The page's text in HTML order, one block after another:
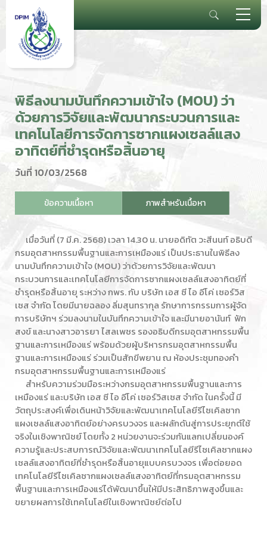
พิธีลงนามบันทึกความเข้าใจ (MOU) ว่า
ด้วยการวิจัยและพัฒนากระบวนการและ
เทคโนโลยีการจัดการซากแผงเซลล์แสง
อาทิตย์ที่ชำรุดหรือสิ้นอายุ
วันที่ 10/03/2568
ข้อความเนื้อหา ภาพสำหรับเนื้อหา
เมื่อวันที่ (7 มี.ค. 2568) เวลา 14.30 น. นายอดิทัต วะสีนนท์ อธิบดี
กรมอุตสาหกรรมพื้นฐานและการเหมืองแร่ เป็นประธานในพิธีลง
นามบันทึกความเข้าใจ (MOU) ว่าด้วยการวิจัยและพัฒนา
กระบวนการและเทคโนโลยีการจัดการซากแผงเซลล์แสงอาทิตย์ที่
ชำรุดหรือสิ้นอายุ ระหว่าง กพร. กับ บริษัท เอส ซี ไอ อีโค่ เซอร์วิส
เซส จํากัด โดยมีนายฉลอง ลิ่มสุนทรากุล รักษาการกรรมการผู้จัด
การบริษัทฯ ร่วมลงนามในบันทึกความเข้าใจ และมีนายอานันท์ ฟัก
สงข์ และนางสาวอารยา ไสลเพชร รองอธิบดีกรมอุตสาหกรรมพื้น
ฐานและการเหมืองแร่ พร้อมด้วยผู้บริหารกรมอุตสาหกรรมพื้น
ฐานและการเหมืองแร่ ร่วมเป็นสักขีพยาน ณ ห้องประชุมทองคำ
กรมอุตสาหกรรมพื้นฐานและการเหมืองแร่
สำหรับความร่วมมือระหว่างกรมอุตสาหกรรมพื้นฐานและการ
เหมืองแร่ และบริษัท เอส ซี ไอ อีโค่ เซอร์วิสเซส จํากัด ในครั้งนี้ มี
วัตถุประสงค์เพื่อเดินหน้าวิจัยและพัฒนาเทคโนโลยีรีไซเคิลซาก
แผงเซลล์แสงอาทิตย์อย่างครบวงจร และผลักดันสู่การประยุกต์ใช้
จริงในเชิงพาณิชย์ โดยทั้ง 2 หน่วยงานจะร่วมกันแลกเปลี่ยนองค์
ความรู้และประสบการณ์วิจัยและพัฒนาเทคโนโลยีรีไซเคิลซากแผง
เซลล์แสงอาทิตย์ที่ชำรุดหรือสิ้นอายุแบบครบวงจร เพื่อต่อยอด
เทคโนโลยีรีไซเคิลซากแผงเซลล์แสงอาทิตย์ที่กรมอุตสาหกรรม
พื้นฐานและการเหมืองแร่ได้พัฒนาขึ้นให้มีประสิทธิภาพสูงขึ้นและ
ขยายผลการใช้เทคโนโลยีในเชิงพาณิชย์ต่อไป